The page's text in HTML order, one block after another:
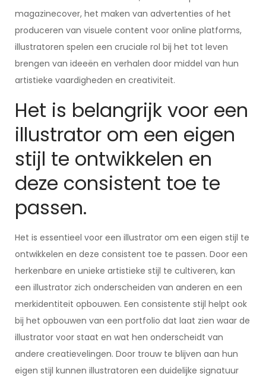
magazinecover, het maken van advertenties of het
produceren van visuele content voor online platforms,
illustratoren spelen een cruciale rol bij het tot leven
brengen van ideeën en verhalen door middel van hun
artistieke vaardigheden en creativiteit.
Het is belangrijk voor een
illustrator om een eigen
stijl te ontwikkelen en
deze consistent toe te
passen.
Het is essentieel voor een illustrator om een eigen stijl te
ontwikkelen en deze consistent toe te passen. Door een
herkenbare en unieke artistieke stijl te cultiveren, kan
een illustrator zich onderscheiden van anderen en een
merkidentiteit opbouwen. Een consistente stijl helpt ook
bij het opbouwen van een portfolio dat laat zien waar de
illustrator voor staat en wat hen onderscheidt van
andere creatievelingen. Door trouw te blijven aan hun
eigen stijl kunnen illustratoren een duidelijke signatuur